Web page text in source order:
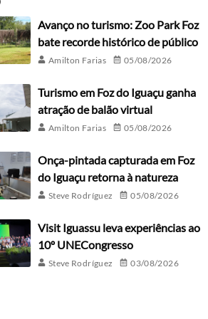
Avanço no turismo: Zoo Park Foz
bate recorde histórico de público
Amilton Farias 05/08/2026
Turismo em Foz do Iguaçu ganha
atração de balão virtual
Amilton Farias 05/08/2026
Onça-pintada capturada em Foz
do Iguaçu retorna à natureza
Steve Rodríguez 05/08/2026
Visit Iguassu leva experiências ao
10º UNECongresso
Steve Rodríguez 03/08/2026